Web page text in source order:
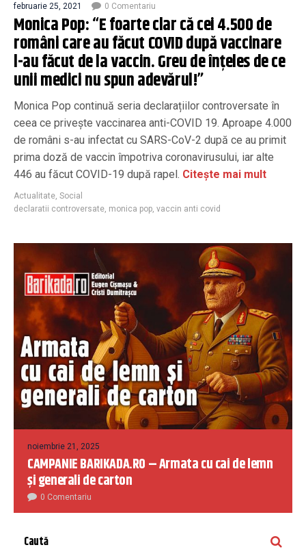
februarie 25, 2021 0 Comentariu
Monica Pop: “E foarte clar că cei 4.500 de
români care au făcut COVID după vaccinare
l-au făcut de la vaccin. Greu de înţeles de ce
unii medici nu spun adevărul!”
Monica Pop continuă seria declarațiilor controversate în
ceea ce privește vaccinarea anti-COVID 19. Aproape 4.000
de români s-au infectat cu SARS-CoV-2 după ce au primit
prima doză de vaccin împotriva coronavirusului, iar alte
446 au făcut COVID-19 după rapel. Citește mai mult
Actualitate, Social
declaratii controversate, monica pop, vaccin anti covid
noiembrie 21, 2025
CAMPANIE BARIKADA.RO – Armata cu cai de lemn
și generali de carton
0 Comentariu